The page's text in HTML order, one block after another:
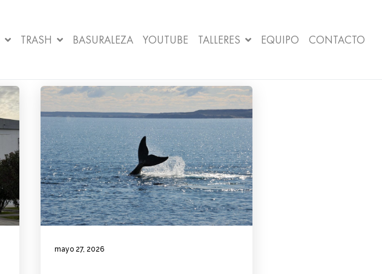
TRASH BASURALEZA YOUTUBE TALLERES EQUIPO CONTACTO
mayo 27, 2026